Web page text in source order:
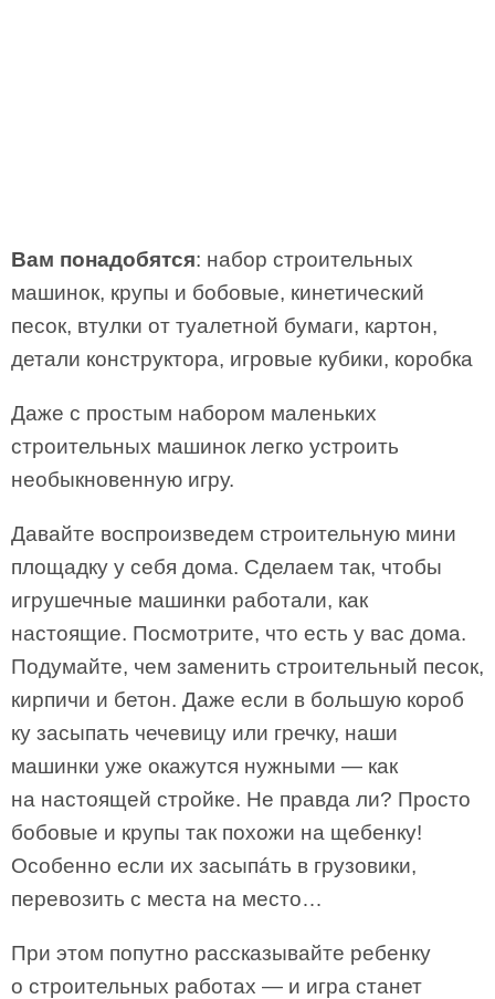
Вам понадобятся: набор строительных
машинок, крупы и бобовые, кинетический
песок, втулки от туалетной бумаги, картон,
детали конструктора, игровые кубики, коробка
Даже с простым набором маленьких
строительных машинок легко устроить
необыкновенную игру.
Давайте воспроизведем строительную мини
площадку у себя дома. Сделаем так, чтобы
игрушечные машинки работали, как
настоящие. Посмотрите, что есть у вас дома.
Подумайте, чем заменить строительный песок,
кирпичи и бетон. Даже если в большую короб
ку засыпать чечевицу или гречку, наши
машинки уже окажутся нужными — как
на настоящей стройке. Не правда ли? Просто
бобовые и крупы так похожи на щебенку!
Особенно если их засыпáть в грузовики,
перевозить с места на место…
При этом попутно рассказывайте ребенку
о строительных работах — и игра станет